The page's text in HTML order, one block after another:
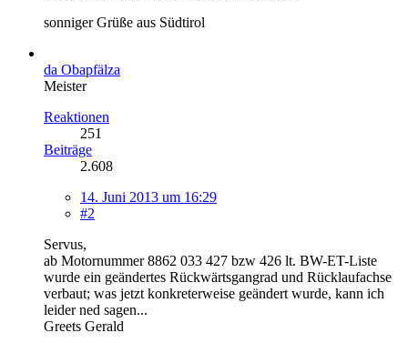
sonniger Grüße aus Südtirol
da Obapfälza
Meister
Reaktionen
251
Beiträge
2.608
14. Juni 2013 um 16:29
#2
Servus,
ab Motornummer 8862 033 427 bzw 426 lt. BW-ET-Liste
wurde ein geändertes Rückwärtsgangrad und Rücklaufachse
verbaut; was jetzt konkreterweise geändert wurde, kann ich
leider ned sagen...
Greets Gerald